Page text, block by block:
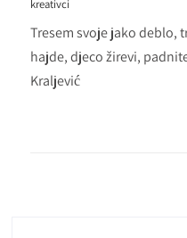
kreativci
Tresem svoje jako deblo,
hajde, djeco žirevi,
Kraljević